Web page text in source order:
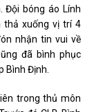
Đội bóng áo Lính
thả xuống vị trí 4
nhận tin vui về
đã bình phục
Bình Định.
trong thủ môn